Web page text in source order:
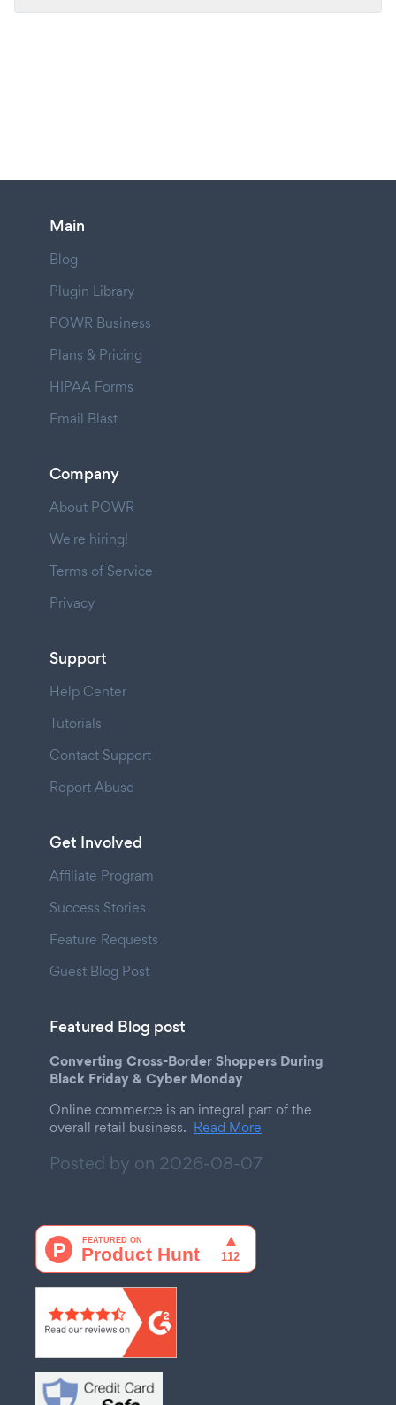
Main
Blog
Plugin Library
POWR Business
Plans & Pricing
HIPAA Forms
Email Blast
Company
About POWR
We're hiring!
Terms of Service
Privacy
Support
Help Center
Tutorials
Contact Support
Report Abuse
Get Involved
Affiliate Program
Success Stories
Feature Requests
Guest Blog Post
Featured Blog post
Converting Cross-Border Shoppers During
Black Friday & Cyber Monday
Online commerce is an integral part of the
overall retail business. Read More
Posted by on 2026-08-07